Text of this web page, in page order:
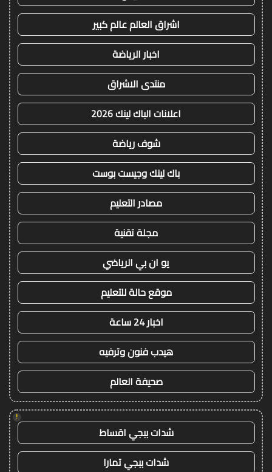
اشراق العالم عالم كبير
اخبار الرياضة
منتدى الاشراق
اعلانات الباك لينك 2026
شوف رياضة
باك لينك وجيست بوست
مصادر التعليم
مجلة تقنية
يو ان بي الرياضي
موقع حالة للتعليم
اخبار 24 ساعة
هيدب فنون وترفيه
صحيفة العالم
!
شدات ببجي اقساط
شدات ببجي تمارا